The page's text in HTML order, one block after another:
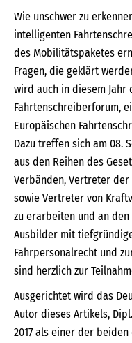
Wie unschwer zu
intelligenten
des Mobilitätspaketes
Fragen, die geklärt
wird auch in diesem Jahr
Fahrtenschreiberforum,
Europäischen
Dazu treffen sich am 08.
aus den Reihen des
Verbänden, Vertreter
sowie Vertreter von
zu erarbeiten und an
Ausbilder mit
Fahrpersonalrecht und
sind herzlich zur
Ausgerichtet wird das
Autor dieses Artikels,
2017 als einer der